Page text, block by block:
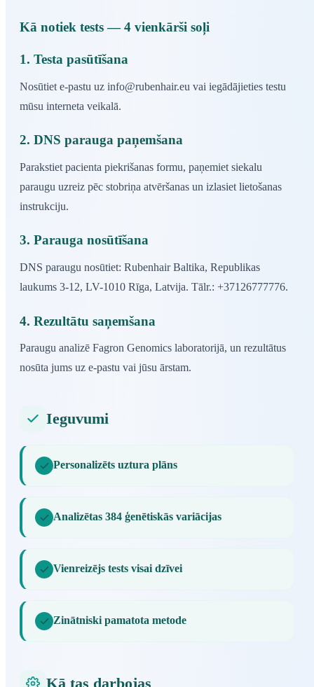
Kā notiek tests — 4 vienkārši soļi
1. Testa pasūtīšana
Nosūtiet e-pastu uz info@rubenhair.eu vai iegādājieties testu
mūsu interneta veikalā.
2. DNS parauga paņemšana
Parakstiet pacienta piekrišanas formu, paņemiet siekalu
paraugu uzreiz pēc stobriņa atvēršanas un izlasiet lietošanas
instrukciju.
3. Parauga nosūtīšana
DNS paraugu nosūtiet: Rubenhair Baltika, Republikas
laukums 3-12, LV-1010 Rīga, Latvija. Tālr.: +37126777776.
4. Rezultātu saņemšana
Paraugu analizē Fagron Genomics laboratorijā, un rezultātus
nosūta jums uz e-pastu vai jūsu ārstam.
Ieguvumi
Personalizēts uztura plāns
Analizētas 384 ģenētiskās variācijas
Vienreizējs tests visai dzīvei
Zinātniski pamatota metode
Kā tas darbojas